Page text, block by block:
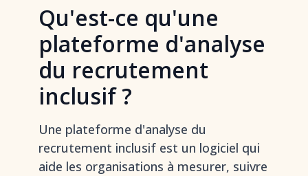
Qu'est-ce qu'une
plateforme d'analyse
du recrutement
inclusif ?
Une plateforme d'analyse du
recrutement inclusif est un logiciel qui
aide les organisations à mesurer, suivre